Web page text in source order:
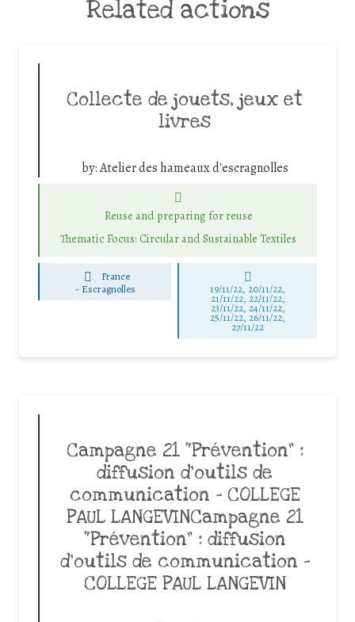
Related actions
Collecte de jouets, jeux et
livres
by:Atelier des hameaux d'escragnolles
Reuse and preparing for reuse
Thematic Focus: Circular and Sustainable Textiles
France
- Escragnolles 19/11/22, 20/11/22,
21/11/22, 22/11/22,
23/11/22, 24/11/22,
25/11/22, 26/11/22,
27/11/22
Campagne 21 “Prévention” :
diffusion d’outils de
communication – COLLEGE
PAUL LANGEVINCampagne 21
“Prévention” : diffusion
d’outils de communication –
COLLEGE PAUL LANGEVIN